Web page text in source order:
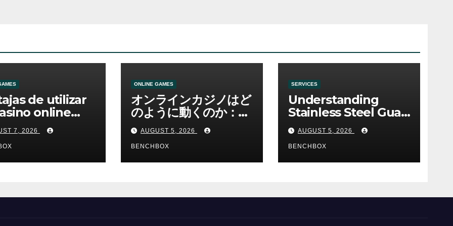
de utilizar
online
7, 2026
ONLINE GAMES
オンラインカジノはど
のように動くのか：ゲ
ームと決済の仕組み
AUGUST 5, 2026
BENCHBOX
SERVICES
Understanding
Stainless Steel Gua
Sha Tools
AUGUST 5, 2026
BENCHBOX